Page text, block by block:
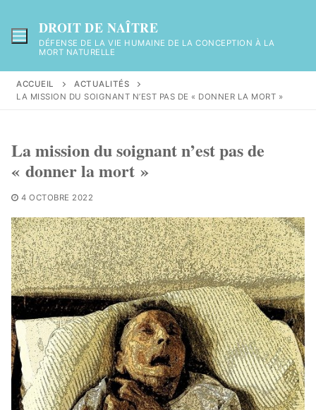
au
contenu
DROIT DE NAÎTRE
DÉFENSE DE LA VIE HUMAINE DE LA CONCEPTION À LA
MORT NATURELLE
ACCUEIL
ACTUALITÉS
LA MISSION DU SOIGNANT N’EST PAS DE « DONNER LA MORT »
La mission du soignant n’est pas de
« donner la mort »
4 OCTOBRE 2022